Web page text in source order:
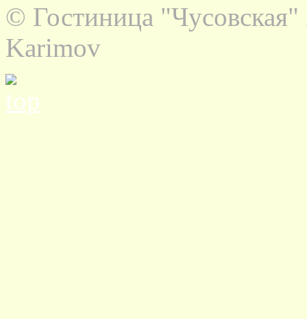
© Гостиница
Karimov